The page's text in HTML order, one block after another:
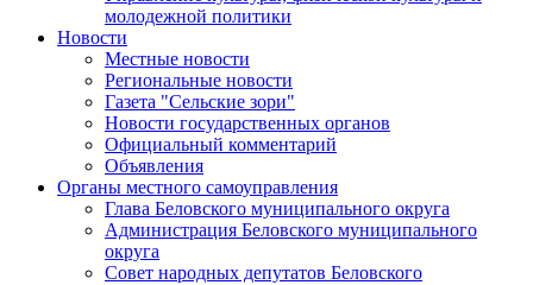
молодежной политики
Новости
Местные новости
Региональные новости
Газета "Сельские зори"
Новости государственных органов
Официальный комментарий
Объявления
Органы местного самоуправления
Глава Беловского муниципального округа
Администрация Беловского муниципального
округа
Совет народных депутатов Беловского